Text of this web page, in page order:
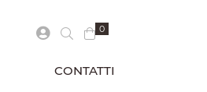
CONTATTI
0